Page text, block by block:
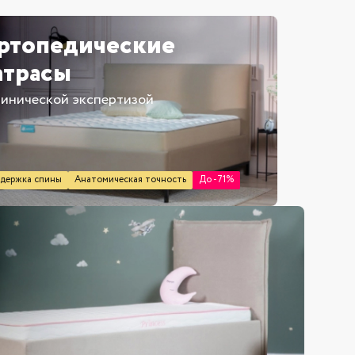
полуторные двуспальные
для белья
экспертизой
спины Анатомическая точность До -71%